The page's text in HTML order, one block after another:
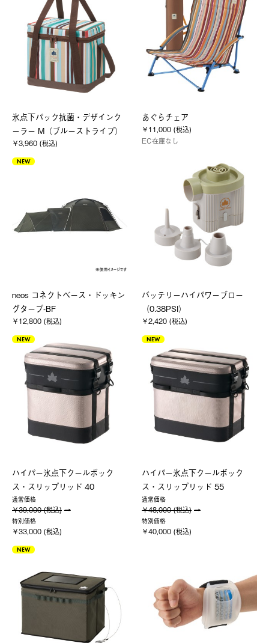
氷点下パック抗菌・デザインク
ーラー M（ブルーストライプ）
￥3,960 (税込)
あぐらチェア
￥11,000 (税込)
EC在庫なし
NEW
neos コネクトベース・ドッキン
グタープ-BF
￥12,800 (税込)
バッテリーハイパワーブロー
（0.38PSI）
￥2,420 (税込)
NEW
ハイパー氷点下クールボック
ス・スリップリッド 40
通常価格
￥39,000 (税込)
特別価格
￥33,000 (税込)
NEW
ハイパー氷点下クールボック
ス・スリップリッド 55
通常価格
￥48,000 (税込)
特別価格
￥40,000 (税込)
NEW